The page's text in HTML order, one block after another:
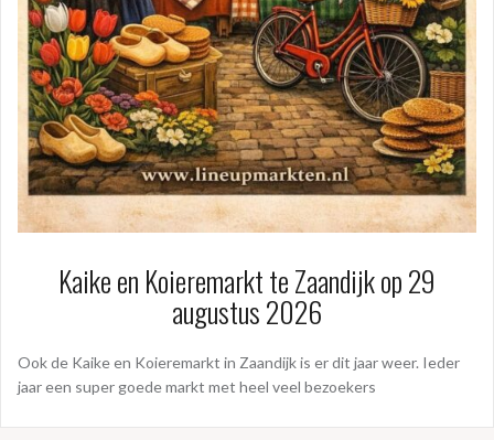
Kaike en Koieremarkt te Zaandijk op 29
augustus 2026
Ook de Kaike en Koieremarkt in Zaandijk is er dit jaar weer. Ieder
jaar een super goede markt met heel veel bezoekers